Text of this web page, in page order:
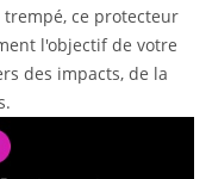
trempé, ce protecteur
l'objectif de votre
des impacts, de la